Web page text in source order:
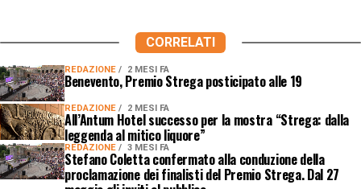
CORRELATI
REDAZIONE 2 MESI FA
Benevento, Premio Strega posticipato alle 19
REDAZIONE 2 MESI FA
All’Antum Hotel successo per la mostra “Strega: dalla
leggenda al mitico liquore”
REDAZIONE 3 MESI FA
Stefano Coletta confermato alla conduzione della
proclamazione dei finalisti del Premio Strega. Dal 27